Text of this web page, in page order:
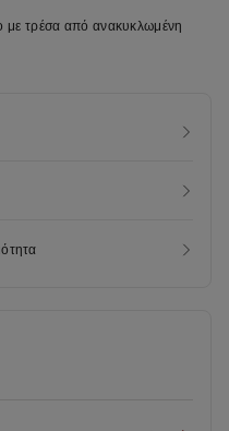
τρέσα από ανακυκλωμένη